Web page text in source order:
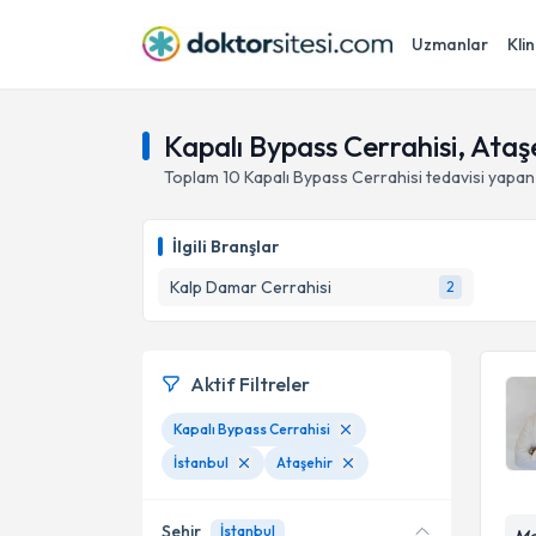
Uzmanlar
Kapalı Bypass Cerrahisi,
Toplam 10 Kapalı Bypass Cerrahisi tedavisi
İlgili Branşlar
Kalp Damar Cerrahisi
2
Aktif Filtreler
Kapalı Bypass Cerrahisi
İstanbul
Ataşehir
Şehir İstanbul